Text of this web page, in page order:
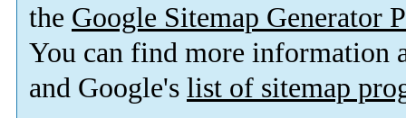
the Google Sitemap Generator
You can find more information
and Google's list of sitemap